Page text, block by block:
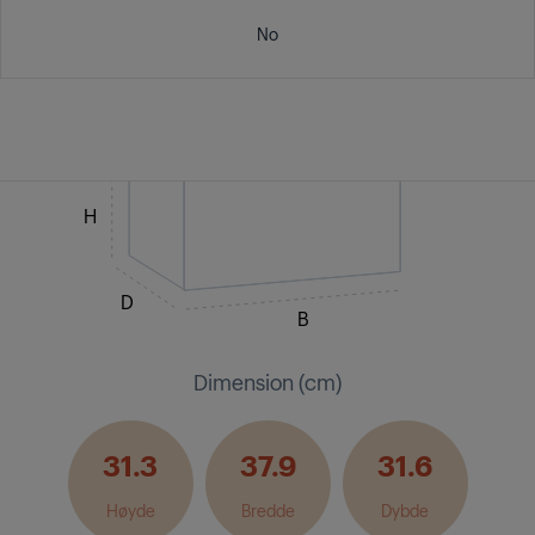
No
H
D
B
Dimension (cm)
31.3
Høyde
37.9
Bredde
31.6
Dybde